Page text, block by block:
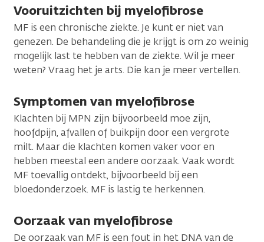
Vooruitzichten bij myelofibrose
MF is een chronische ziekte. Je kunt er niet van
genezen. De behandeling die je krijgt is om zo weinig
mogelijk last te hebben van de ziekte. Wil je meer
weten? Vraag het je arts. Die kan je meer vertellen.
Symptomen van myelofibrose
Klachten bij MPN zijn bijvoorbeeld moe zijn,
hoofdpijn, afvallen of buikpijn door een vergrote
milt. Maar die klachten komen vaker voor en
hebben meestal een andere oorzaak. Vaak wordt
MF toevallig ontdekt, bijvoorbeeld bij een
bloedonderzoek. MF is lastig te herkennen.
Oorzaak van myelofibrose
De oorzaak van MF is een fout in het DNA van de